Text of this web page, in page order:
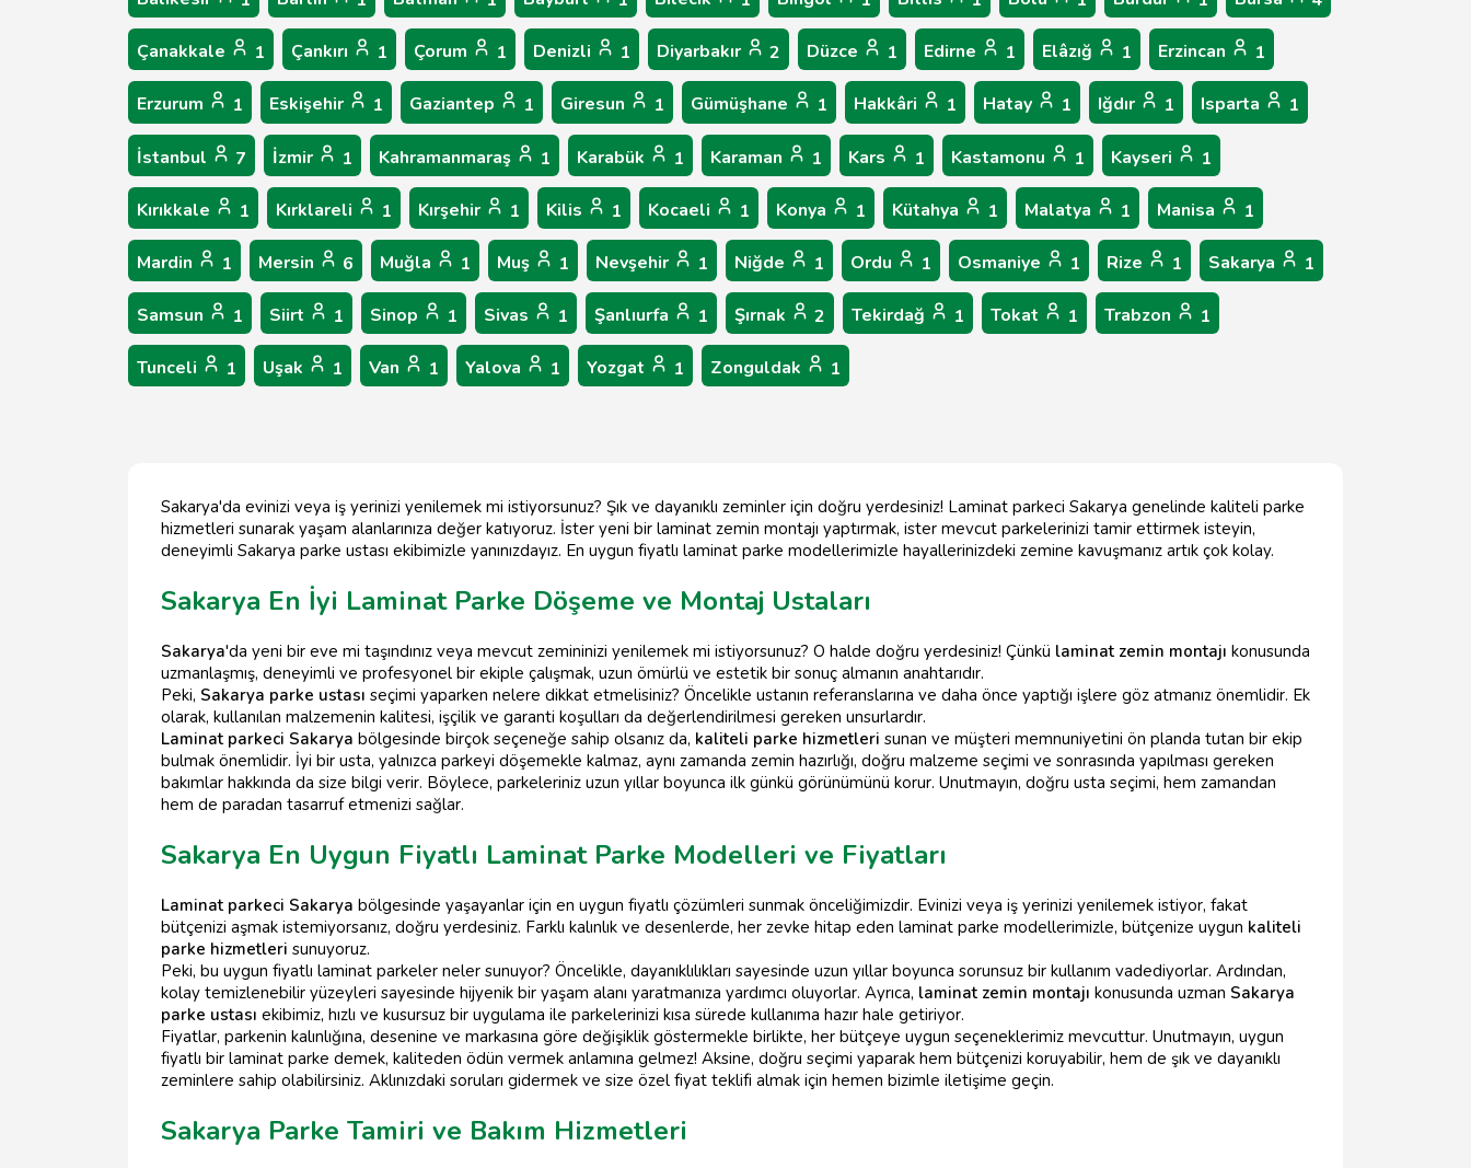
Çanakkale 1 Çankırı 1 Çorum 1 Denizli 1 Diyarbakır 2 Düzce 1 Edirne 1 Elâzığ 1 Erzincan 1
Erzurum 1 Eskişehir 1 Gaziantep 1 Giresun 1 Gümüşhane 1 Hakkâri 1 Hatay 1 Iğdır 1 Isparta 1
İstanbul 7 İzmir 1 Kahramanmaraş 1 Karabük 1 Karaman 1 Kars 1 Kastamonu 1 Kayseri 1
Kırıkkale 1 Kırklareli 1 Kırşehir 1 Kilis 1 Kocaeli 1 Konya 1 Kütahya 1 Malatya 1 Manisa 1
Mardin 1 Mersin 6 Muğla 1 Muş 1 Nevşehir 1 Niğde 1 Ordu 1 Osmaniye 1 Rize 1 Sakarya 1
Samsun 1 Siirt 1 Sinop 1 Sivas 1 Şanlıurfa 1 Şırnak 2 Tekirdağ 1 Tokat 1 Trabzon 1
Tunceli 1 Uşak 1 Van 1 Yalova 1 Yozgat 1 Zonguldak 1
Sakarya'da evinizi veya iş yerinizi yenilemek mi istiyorsunuz? Şık ve dayanıklı zeminler için doğru yerdesiniz! Laminat parkeci Sakarya genelinde kaliteli parke
hizmetleri sunarak yaşam alanlarınıza değer katıyoruz. İster yeni bir laminat zemin montajı yaptırmak, ister mevcut parkelerinizi tamir ettirmek isteyin,
deneyimli Sakarya parke ustası ekibimizle yanınızdayız. En uygun fiyatlı laminat parke modellerimizle hayallerinizdeki zemine kavuşmanız artık çok kolay.
Sakarya En İyi Laminat Parke Döşeme ve Montaj Ustaları
Sakarya'da yeni bir eve mi taşındınız veya mevcut zemininizi yenilemek mi istiyorsunuz? O halde doğru yerdesiniz! Çünkü laminat zemin montajı konusunda
uzmanlaşmış, deneyimli ve profesyonel bir ekiple çalışmak, uzun ömürlü ve estetik bir sonuç almanın anahtarıdır.
Peki, Sakarya parke ustası seçimi yaparken nelere dikkat etmelisiniz? Öncelikle ustanın referanslarına ve daha önce yaptığı işlere göz atmanız önemlidir. Ek
olarak, kullanılan malzemenin kalitesi, işçilik ve garanti koşulları da değerlendirilmesi gereken unsurlardır.
Laminat parkeci Sakarya bölgesinde birçok seçeneğe sahip olsanız da, kaliteli parke hizmetleri sunan ve müşteri memnuniyetini ön planda tutan bir ekip
bulmak önemlidir. İyi bir usta, yalnızca parkeyi döşemekle kalmaz, aynı zamanda zemin hazırlığı, doğru malzeme seçimi ve sonrasında yapılması gereken
bakımlar hakkında da size bilgi verir. Böylece, parkeleriniz uzun yıllar boyunca ilk günkü görünümünü korur. Unutmayın, doğru usta seçimi, hem zamandan
hem de paradan tasarruf etmenizi sağlar.
Sakarya En Uygun Fiyatlı Laminat Parke Modelleri ve Fiyatları
Laminat parkeci Sakarya bölgesinde yaşayanlar için en uygun fiyatlı çözümleri sunmak önceliğimizdir. Evinizi veya iş yerinizi yenilemek istiyor, fakat
bütçenizi aşmak istemiyorsanız, doğru yerdesiniz. Farklı kalınlık ve desenlerde, her zevke hitap eden laminat parke modellerimizle, bütçenize uygun kaliteli
parke hizmetleri sunuyoruz.
Peki, bu uygun fiyatlı laminat parkeler neler sunuyor? Öncelikle, dayanıklılıkları sayesinde uzun yıllar boyunca sorunsuz bir kullanım vadediyorlar. Ardından,
kolay temizlenebilir yüzeyleri sayesinde hijyenik bir yaşam alanı yaratmanıza yardımcı oluyorlar. Ayrıca, laminat zemin montajı konusunda uzman Sakarya
parke ustası ekibimiz, hızlı ve kusursuz bir uygulama ile parkelerinizi kısa sürede kullanıma hazır hale getiriyor.
Fiyatlar, parkenin kalınlığına, desenine ve markasına göre değişiklik göstermekle birlikte, her bütçeye uygun seçeneklerimiz mevcuttur. Unutmayın, uygun
fiyatlı bir laminat parke demek, kaliteden ödün vermek anlamına gelmez! Aksine, doğru seçimi yaparak hem bütçenizi koruyabilir, hem de şık ve dayanıklı
zeminlere sahip olabilirsiniz. Aklınızdaki soruları gidermek ve size özel fiyat teklifi almak için hemen bizimle iletişime geçin.
Sakarya Parke Tamiri ve Bakım Hizmetleri